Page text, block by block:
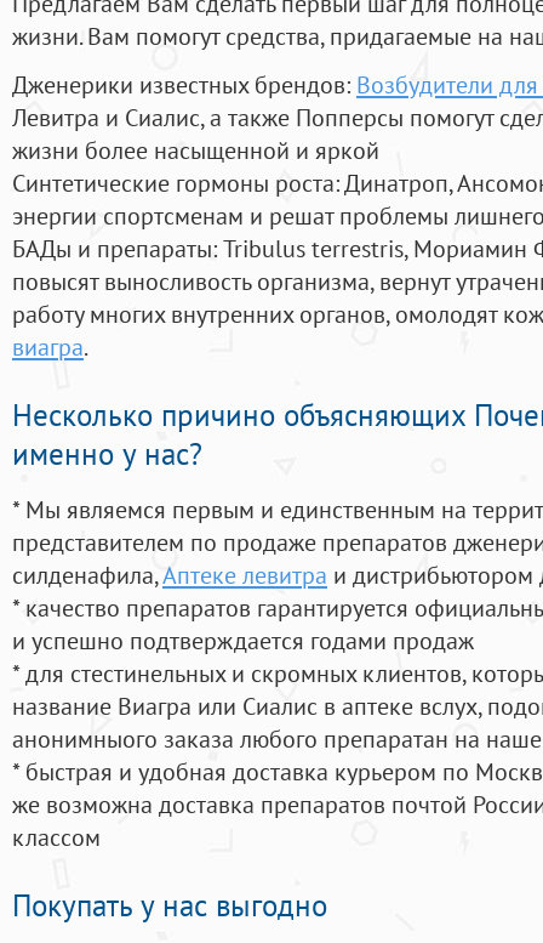
жизни. Вам помогут средства, придагаемые на
Дженерики известных брендов: Возбудители
Левитра и Сиалис, а также Попперсы помогут
жизни более насыщенной и яркой
Синтетические гормоны роста: Динатроп,
энергии спортсменам и решат проблемы
БАДы и препараты:Tribulus terrestris, Мориамин
повысят выносливость организма, вернут
работу многих внутренних органов, омолодят
виагра.
Несколько причино объясняющих
именно у нас?
* Мы являемся первым и единственным на
представителем по продаже препаратов
силденафила,Аптеке левитра и дистрибьютором
* качество препаратов гарантируется
и успешно подтверждается годами продаж
* для стестинельных и скромных клиентов,
название Виагра или Сиалис в аптеке вслух,
анонимныого заказа любого препаратан на
* быстрая и удобная доставка курьером по
же возможна доставка препаратов почтой
классом
Покупать у нас выгодно